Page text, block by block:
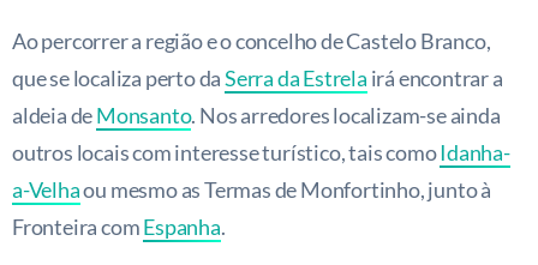
Ao percorrer a região e o concelho de Castelo Branco,
que se localiza perto daSerra da Estrela irá encontrar a
aldeia deMonsanto. Nos arredores localizam-se ainda
outros locais com interesse turístico, tais comoIdanha-
a-Velhaou mesmo as Termas de Monfortinho, junto à
Fronteira comEspanha.